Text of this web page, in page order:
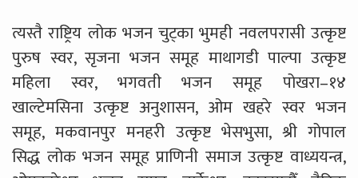
त्यस्तै राष्ट्रिय लोक भजन चुट्का भुमही नवलपरासी उत्कृष्ट
पुरुष स्वर, सृजना भजन समूह माथागडी पाल्पा उत्कृष्ट
महिला स्वर, भगवती भजन समूह पोखरा–१४
खाल्टेमसिना उत्कृष्ट अनुशासन, ओम खहरे स्वर भजन
समूह, मकवानपुर मनहरी उत्कृष्ट भेसभुसा, श्री गोपाल
सिद्ध लोक भजन समूह प्राणिनी समाज उत्कृष्ट वाध्ययन्त्र,